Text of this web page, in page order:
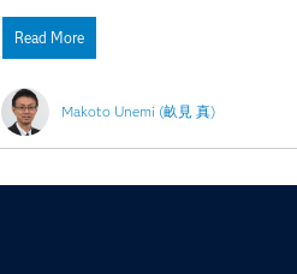
Makoto Unemi (畝見 真)
用いて実行した結果の紹介と、異
す。 詳細（スライド内容）に関し
常検知してみよう！ from SAS
（YouTubeに公開済み） 今なら無
てください。 SAS Viyaを体感して
Read More